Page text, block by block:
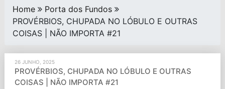
Home
Porta dos Fundos
PROVÉRBIOS, CHUPADA NO LÓBULO E OUTRAS
COISAS | NÃO IMPORTA #21
26 JUNHO, 2025
PROVÉRBIOS, CHUPADA NO LÓBULO E OUTRAS
COISAS | NÃO IMPORTA #21